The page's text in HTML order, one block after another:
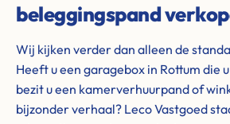
beleggingspand
Wij kijken verder dan alleen de
Heeft u een garagebox in Rottum die
bezit u een kamerverhuurpand of
bijzonder verhaal? Leco Vastgoed